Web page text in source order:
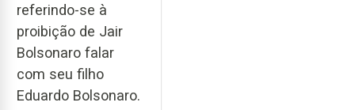
referindo-se à
proibição de Jair
Bolsonaro falar
com seu filho
Eduardo Bolsonaro.